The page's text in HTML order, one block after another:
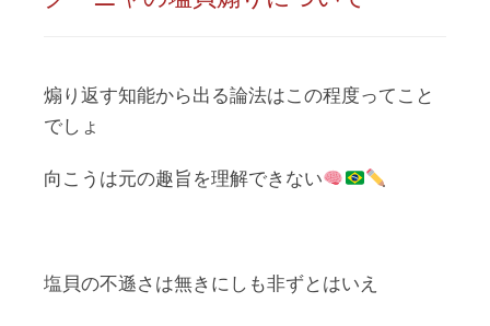
煽り返す知能から出る論法はこの程度ってこと
でしょ
向こうは元の趣旨を理解できない
塩貝の不遜さは無きにしも非ずとはいえ